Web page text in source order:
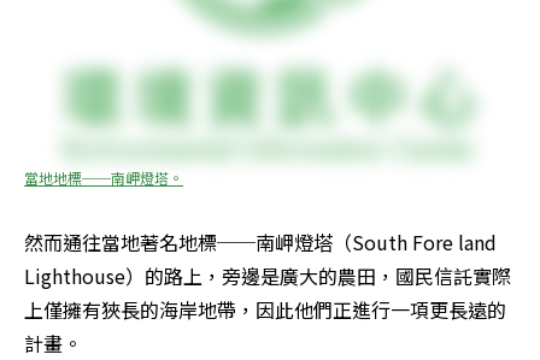
當地地標──南岬燈塔。
然而通往當地著名地標──南岬燈塔（South Fore land
Lighthouse）的路上，旁邊是廣大的農田，國民信託實際
上僅擁有狹長的海岸地帶，因此他們正進行一項更長遠的
計畫。